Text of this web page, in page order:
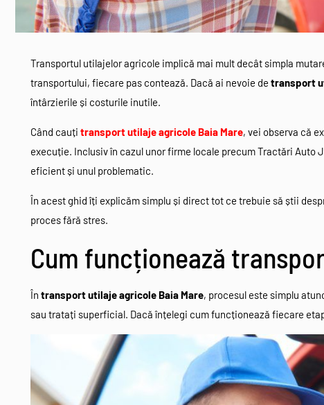
Transportul utilajelor agricole implică mai mult decât simpla
transportului, fiecare pas contează. Dacă ai nevoie de transport
întârzierile și costurile inutile.
Când cauți transport utilaje agricole Baia Mare, vei observa că
execuție. Inclusiv în cazul unor firme locale precum Tractări
eficient și unul problematic.
În acest ghid îți explicăm simplu și direct tot ce trebuie să știi
proces fără stres.
Cum funcționează
În transport utilaje agricole Baia Mare, procesul este simplu
sau tratați superficial. Dacă înțelegi cum funcționează fiecare